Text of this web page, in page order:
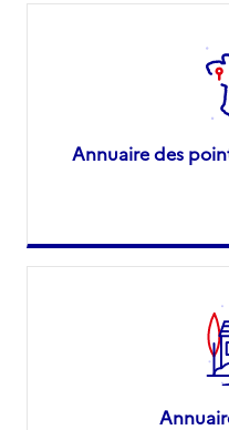
Annuaire des